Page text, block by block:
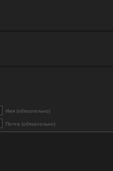
Имя (обязательно)
Почта (обязательно)